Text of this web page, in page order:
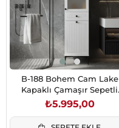
B-188 Bohem Cam Lake
Kapaklı Çamaşır Sepetli
Banyo Dolabı Beyaz
₺5.995,00